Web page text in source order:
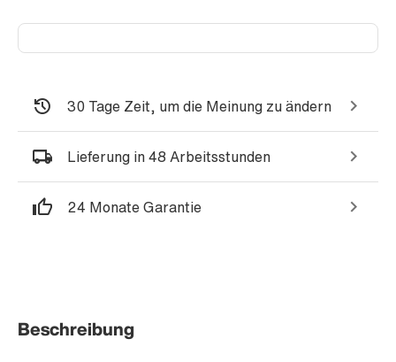
30 Tage Zeit, um die Meinung zu ändern
Lieferung in 48 Arbeitsstunden
24 Monate Garantie
Beschreibung